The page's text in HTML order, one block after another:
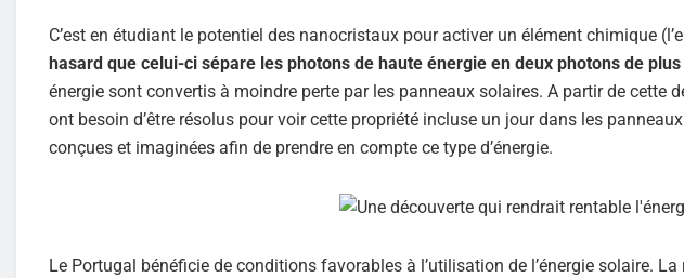
C’est en étudiant le potentiel des nanocristaux pour activer un élément chimique
hasard que celui-ci sépare les photons de haute énergie en deux photons de
énergie sont convertis à moindre perte par les panneaux solaires. A partir de cette
ont besoin d’être résolus pour voir cette propriété incluse un jour dans les
conçues et imaginées afin de prendre en compte ce type d’énergie.
Le Portugal bénéficie de conditions favorables à l’utilisation de l’énergie solaire.